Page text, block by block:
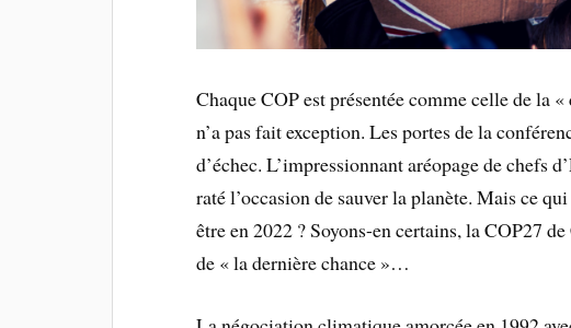
Chaque COP est présentée comme celle de la
n’a pas fait exception. Les portes de la
d’échec. L’impressionnant aréopage de chefs
raté l’occasion de sauver la planète. Mais ce
être en 2022 ? Soyons-en certains, la COP27
de « la dernière chance »…